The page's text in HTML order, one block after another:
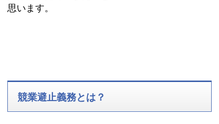
思います。
競業避止義務とは？